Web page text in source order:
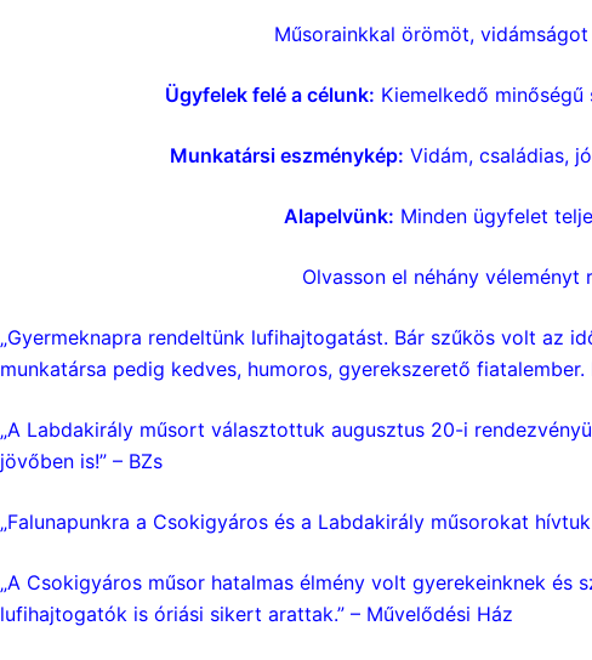
Műsorainkkal örömöt,
Ügyfelek felé a célunk: Kiemelkedő
Munkatársi eszménykép: Vidám, családias,
Alapelvünk: Minden ügyfelet
Olvasson el néhány
„Gyermeknapra rendeltünk lufihajtogatást. Bár szűkös volt az
munkatársa pedig kedves, humoros, gyerekszerető fiatalember.
„A Labdakirály műsort választottuk augusztus 20-i
jövőben is!” – BZs
„Falunapunkra a Csokigyáros és a Labdakirály műsorokat
„A Csokigyáros műsor hatalmas élmény volt gyerekeinknek
lufihajtogatók is óriási sikert arattak.” – Művelődési Ház